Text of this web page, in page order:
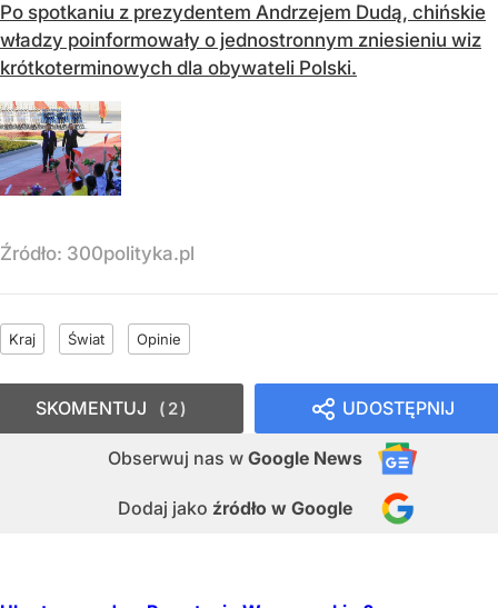
Po spotkaniu z prezydentem Andrzejem Dudą, chińskie
władzy poinformowały o jednostronnym zniesieniu wiz
krótkoterminowych dla obywateli Polski.
Źródło: 300polityka.pl
Kraj Świat Opinie
UDOSTĘPNIJ
Obserwuj nas w Google News
Dodaj jako źródło w Google
SKOMENTUJ 2